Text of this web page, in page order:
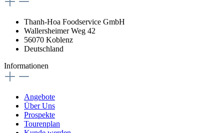
Thanh-Hoa Foodservice GmbH
Wallersheimer Weg 42
56070 Koblenz
Deutschland
Informationen
Angebote
Über Uns
Prospekte
Tourenplan